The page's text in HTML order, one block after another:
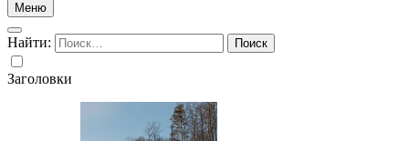
Меню
Найти:
Заголовки